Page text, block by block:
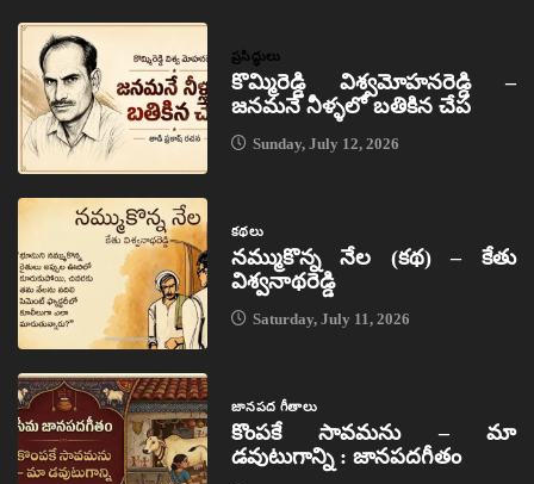
ప్రసిద్ధులు
కొమ్మిరెడ్డి విశ్వమోహనరెడ్డి –
జనమనే నీళ్ళలో బతికిన చేప
Sunday, July 12, 2026
కథలు
నమ్ముకొన్న నేల (కథ) – కేతు
విశ్వనాథరెడ్డి
Saturday, July 11, 2026
జానపద గీతాలు
కొంపకే సావమను – మా
డవుటుగాన్ని : జానపదగీతం